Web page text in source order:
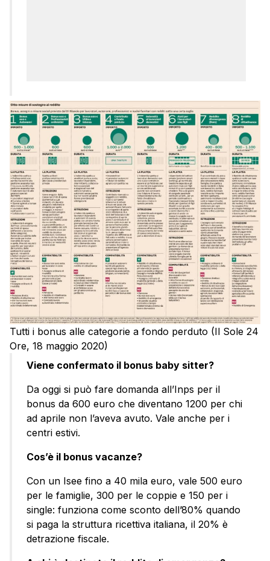
Tutti i bonus alle categorie a fondo perduto (Il Sole 24
Ore, 18 maggio 2020)
Viene confermato il bonus baby sitter?
Da oggi si può fare domanda all’Inps per il
bonus da 600 euro che diventano 1200 per chi
ad aprile non l’aveva avuto. Vale anche per i
centri estivi.
Cos’è il bonus vacanze?
Con un Isee fino a 40 mila euro, vale 500 euro
per le famiglie, 300 per le coppie e 150 per i
single: funziona come sconto dell’80% quando
si paga la struttura ricettiva italiana, il 20% è
detrazione fiscale.